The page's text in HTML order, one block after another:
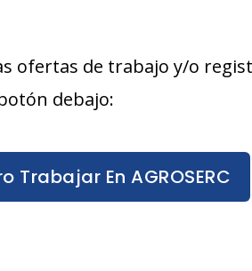
ofertas de trabajo y/o
debajo:
Trabajar En AGROSERC